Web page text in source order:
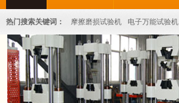
热门搜索关键词： 摩擦磨损试验机 电子万能试验机